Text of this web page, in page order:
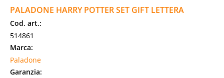
PALADONE HARRY POTTER SET GIFT LETTERA
Cod. art.:
514861
Marca:
Paladone
Garanzia: